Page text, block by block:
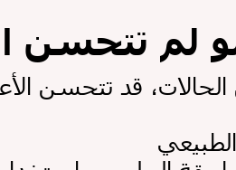
لم تتحسن
قد تتحسن